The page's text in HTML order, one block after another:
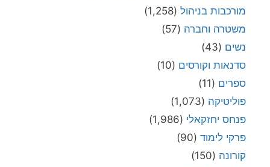
מורכבות בניהול (1,258)
משטרה וחברה (57)
נשים (43)
סדנאות וקורסים (10)
ספרים (11)
פוליטיקה (1,073)
פנחס יחזקאלי (1,986)
פרקי לימוד (90)
קורונה (150)